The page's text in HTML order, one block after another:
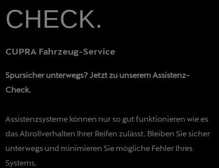
CHECK.
CUPRA Fahrzeug-Service
Spursicher unterwegs? Jetzt zu unserem Assistenz-
Check.
Assistenzsysteme können nur so gut funktionieren wie es
das Abrollverhalten Ihrer Reifen zulässt. Bleiben Sie sicher
unterwegs und minimieren Sie mögliche Fehler Ihres
Systems.